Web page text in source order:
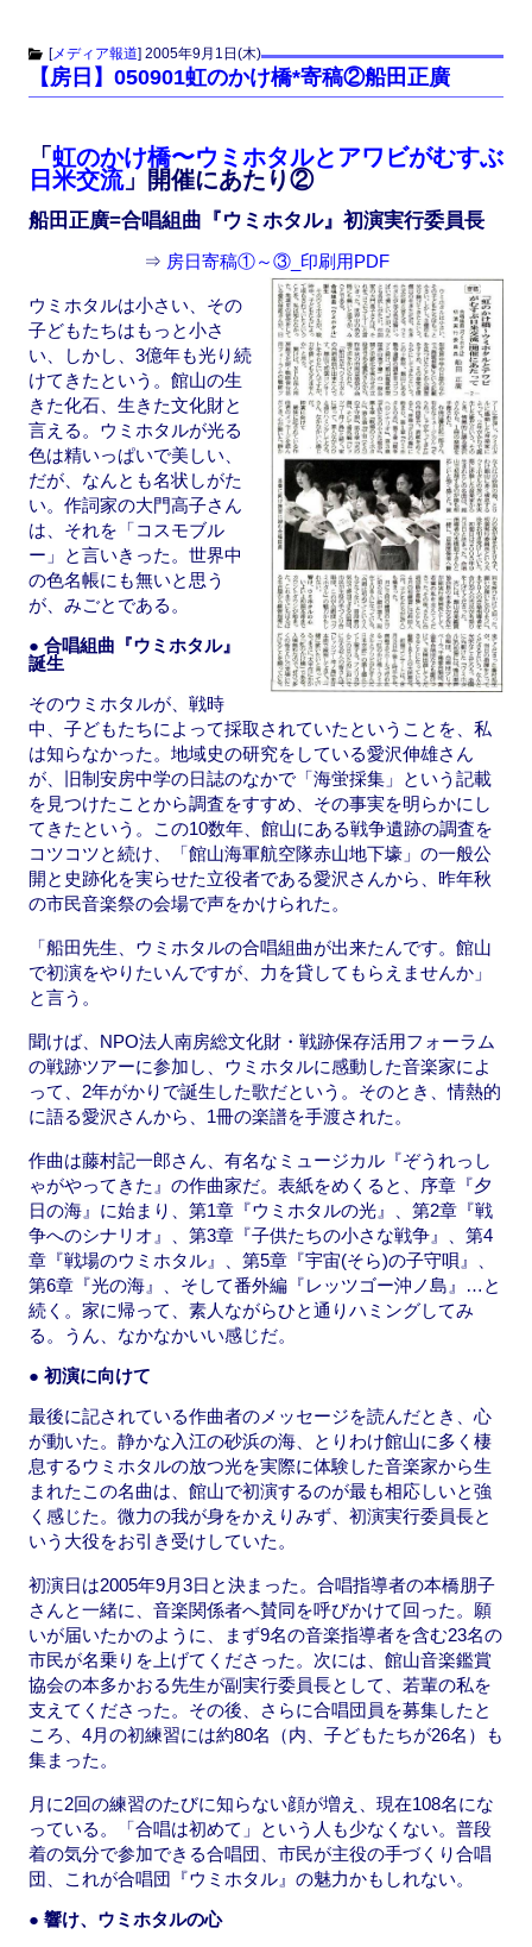
c
e
o
o
k
st
o
o
n
ail
[メディア報道] 2005年9月1日(木)
【房日】050901虹のかけ橋*寄稿②船田正廣
「 虹のかけ橋〜ウミホタルとアワビがむすぶ
日米交流」開催にあたり②
船田正廣=合唱組曲『ウミホタル』初演実行委員長
⇒ 房日寄稿①～③_印刷用PDF
ウミホタルは小さい、その
子どもたちはもっと小さ
い、しかし、3億年も光り続
けてきたという。館山の生
きた化石、生きた文化財と
言える。ウミホタルが光る
色は精いっぱいで美しい、
だが、なんとも名状しがた
い。作詞家の大門高子さん
は、それを「コスモブル
ー」と言いきった。世界中
の色名帳にも無いと思う
が、みごとである。
● 合唱組曲『ウミホタル』
誕生
そのウミホタルが、戦時
中、子どもたちによって採取されていたということを、私
は知らなかった。地域史の研究をしている愛沢伸雄さん
が、旧制安房中学の日誌のなかで「海蛍採集」という記載
を見つけたことから調査をすすめ、その事実を明らかにし
てきたという。この10数年、館山にある戦争遺跡の調査を
コツコツと続け、「館山海軍航空隊赤山地下壕」の一般公
開と史跡化を実らせた立役者である愛沢さんから、昨年秋
の市民音楽祭の会場で声をかけられた。
「船田先生、ウミホタルの合唱組曲が出来たんです。館山
で初演をやりたいんですが、力を貸してもらえませんか」
と言う。
聞けば、NPO法人南房総文化財・戦跡保存活用フォーラム
の戦跡ツアーに参加し、ウミホタルに感動した音楽家によ
って、2年がかりで誕生した歌だという。そのとき、情熱的
に語る愛沢さんから、1冊の楽譜を手渡された。
作曲は藤村記一郎さん、有名なミュージカル『ぞうれっし
ゃがやってきた』の作曲家だ。表紙をめくると、序章『夕
日の海』に始まり、第1章『ウミホタルの光』、第2章『戦
争へのシナリオ』、第3章『子供たちの小さな戦争』、第4
章『戦場のウミホタル』、第5章『宇宙(そら)の子守唄』、
第6章『光の海』、そして番外編『レッツゴー沖ノ島』…と
続く。家に帰って、素人ながらひと通りハミングしてみ
る。うん、なかなかいい感じだ。
● 初演に向けて
最後に記されている作曲者のメッセージを読んだとき、心
が動いた。静かな入江の砂浜の海、とりわけ館山に多く棲
息するウミホタルの放つ光を実際に体験した音楽家から生
まれたこの名曲は、館山で初演するのが最も相応しいと強
く感じた。微力の我が身をかえりみず、初演実行委員長と
いう大役をお引き受けしていた。
初演日は2005年9月3日と決まった。合唱指導者の本橋朋子
さんと一緒に、音楽関係者へ賛同を呼びかけて回った。願
いが届いたかのように、まず9名の音楽指導者を含む23名の
市民が名乗りを上げてくださった。次には、館山音楽鑑賞
協会の本多かおる先生が副実行委員長として、若輩の私を
支えてくださった。その後、さらに合唱団員を募集したと
ころ、4月の初練習には約80名（内、子どもたちが26名）も
集まった。
月に2回の練習のたびに知らない顔が増え、現在108名にな
っている。「合唱は初めて」という人も少なくない。普段
着の気分で参加できる合唱団、市民が主役の手づくり合唱
団、これが合唱団『ウミホタル』の魅力かもしれない。
● 響け、ウミホタルの心